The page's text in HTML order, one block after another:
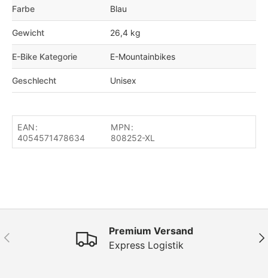
Farbe Blau
Gewicht 26,4 kg
E-Bike Kategorie E-Mountainbikes
Geschlecht Unisex
EAN:
4054571478634
MPN:
808252-XL
Vorherige
Premium Versand
Express Logistik